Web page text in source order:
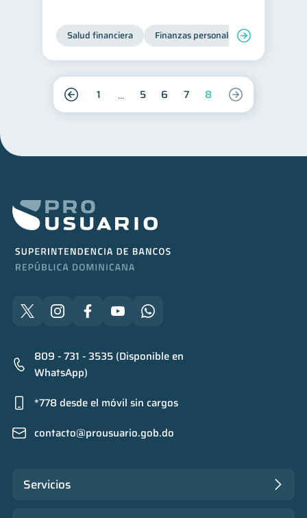
Salud financiera Finanzas personales
1 5 6 7 8
809 - 731 - 3535 (Disponible en
WhatsApp)
*778 desde el móvil sin cargos
contacto@prousuario.gob.do
Servicios